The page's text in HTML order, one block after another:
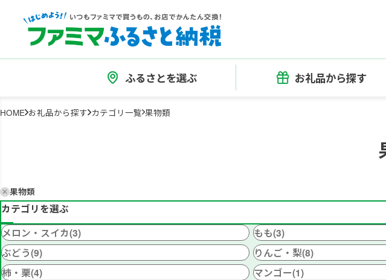
ふるさとを選ぶ お礼品から探す
HOME お礼品から探す カテゴリ一覧 果物類
果物類
カテゴリを選ぶ
メロン・スイカ(3)
もも(3)
ぶどう(9)
りんご・梨(8)
柿・栗(4)
マンゴー(1)